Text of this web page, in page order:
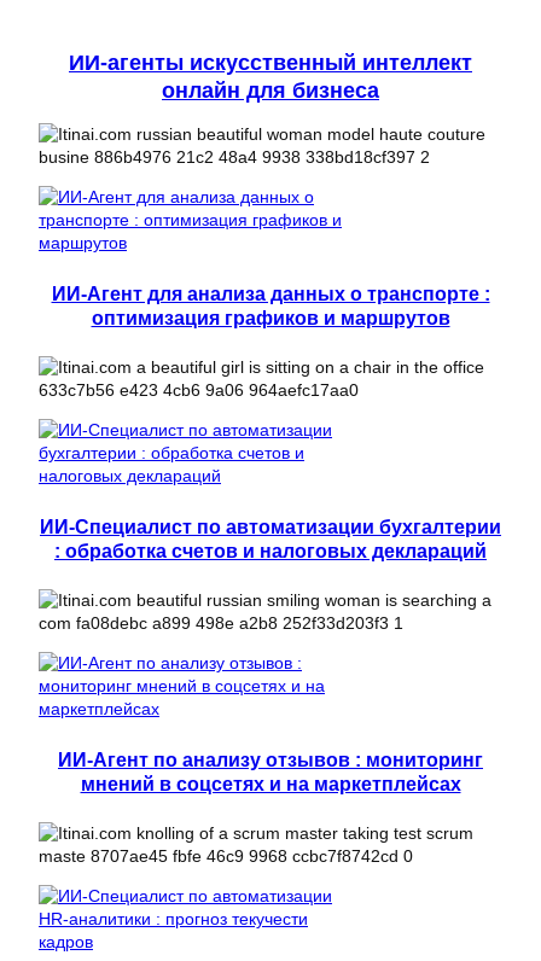
ИИ-агенты искусственный интеллект
онлайн для бизнеса
ИИ-Агент для анализа данных о транспорте :
оптимизация графиков и маршрутов
ИИ-Специалист по автоматизации бухгалтерии
: обработка счетов и налоговых деклараций
ИИ-Агент по анализу отзывов : мониторинг
мнений в соцсетях и на маркетплейсах